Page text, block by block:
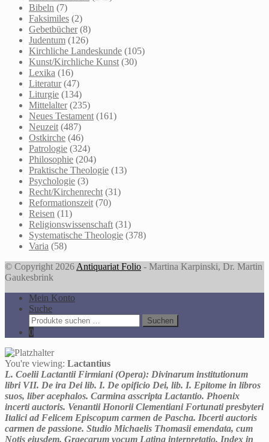
Bibeln (7)
Faksimiles (2)
Gebetbücher (8)
Judentum (126)
Kirchliche Landeskunde (105)
Kunst/Kirchliche Kunst (30)
Lexika (16)
Literatur (47)
Liturgie (134)
Mittelalter (235)
Neues Testament (161)
Neuzeit (487)
Ostkirche (46)
Patrologie (324)
Philosophie (204)
Praktische Theologie (13)
Psychologie (3)
Recht/Kirchenrecht (31)
Reformationszeit (70)
Reisen (11)
Religionswissenschaft (31)
Systematische Theologie (378)
Varia (58)
© Copyright 2026 Antiquariat Folio - Martina Karpinski, Dr. Martin
Gaukesbrink
Mein Konto
Suche
Suche
nach:
Suchen
0
You're viewing: Lactantius
L. Coelii Lactantii Firmiani (Opera): Divinarum institutionum
libri VII. De ira Dei lib. I. De opificio Dei, lib. I. Epitome in libros
suos, liber acephalos. Carmina asscripta Lactantio. Phoenix
incerti auctoris. Venantii Honorii Clementiani Fortunati presbyteri
Italici ad Felicem Episcopum carmen de Pascha. Ibcerti auctoris
carmen de passione. Studio Michaelis Thomasii emendata, cum
Notis eiusdem. Graecarum vocum Latina interpretatio. Index in